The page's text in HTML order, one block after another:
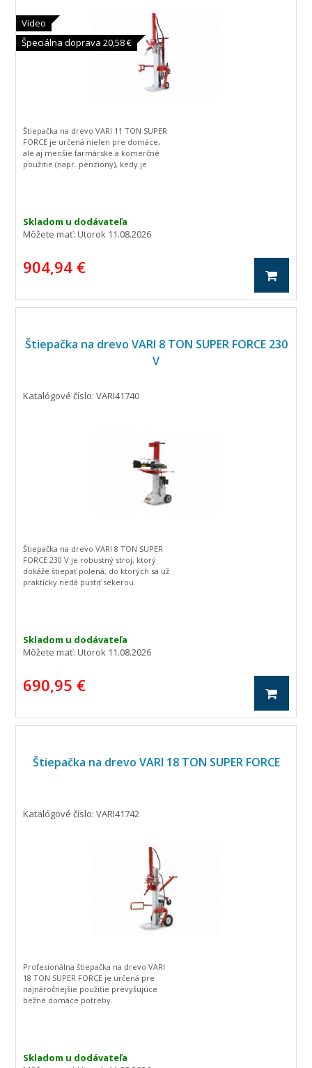
Video
Špeciálna doprava 20,58 €
Skladom u dodávateľa
Môžete mať:Utorok 11.08.2026
904,94 €
Štiepačka na drevo VARI 11 TON SUPER
FORCE je určená nielen pre domáce,
ale aj menšie farmárske a komerčné
použitie (napr. penzióny), kedy je
Štiepačka na drevo VARI 8 TON SUPER FORCE 230
V
Katalógové číslo: VARI41740
Skladom u dodávateľa
Môžete mať:Utorok 11.08.2026
690,95 €
Štiepačka na drevo VARI 8 TON SUPER
FORCE 230 V je robustný stroj, ktorý
dokáže štiepať polená, do ktorých sa už
prakticky nedá pustiť sekerou.
Štiepačka na drevo VARI 18 TON SUPER FORCE
Katalógové číslo: VARI41742
Skladom u dodávateľa
Profesionálna štiepačka na drevo VARI
18 TON SUPER FORCE je určená pre
najnáročnejšie použitie prevyšujúce
bežné domáce potreby.